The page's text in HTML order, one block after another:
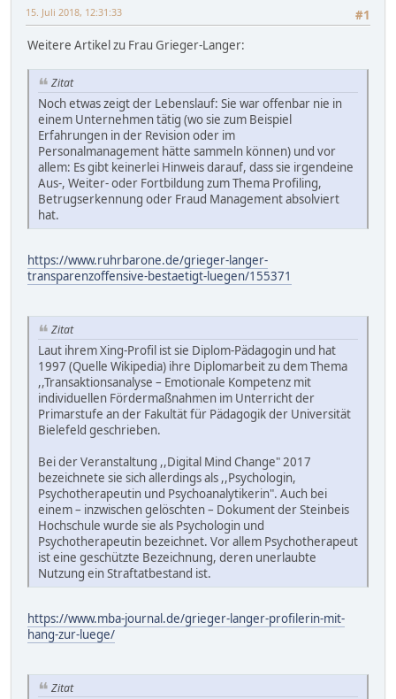
#1
15. Juli 2018, 12:31:33
Weitere Artikel zu Frau Grieger-Langer:
Zitat
Noch etwas zeigt der Lebenslauf: Sie war offenbar nie in
einem Unternehmen tätig (wo sie zum Beispiel
Erfahrungen in der Revision oder im
Personalmanagement hätte sammeln können) und vor
allem: Es gibt keinerlei Hinweis darauf, dass sie irgendeine
Aus-, Weiter- oder Fortbildung zum Thema Profiling,
Betrugserkennung oder Fraud Management absolviert
hat.
https://www.ruhrbarone.de/grieger-langer-
transparenzoffensive-bestaetigt-luegen/155371
Zitat
Laut ihrem Xing-Profil ist sie Diplom-Pädagogin und hat
1997 (Quelle Wikipedia) ihre Diplomarbeit zu dem Thema
,,Transaktionsanalyse – Emotionale Kompetenz mit
individuellen Fördermaßnahmen im Unterricht der
Primarstufe an der Fakultät für Pädagogik der Universität
Bielefeld geschrieben.
Bei der Veranstaltung ,,Digital Mind Change" 2017
bezeichnete sie sich allerdings als ,,Psychologin,
Psychotherapeutin und Psychoanalytikerin". Auch bei
einem – inzwischen gelöschten – Dokument der Steinbeis
Hochschule wurde sie als Psychologin und
Psychotherapeutin bezeichnet. Vor allem Psychotherapeut
ist eine geschützte Bezeichnung, deren unerlaubte
Nutzung ein Straftatbestand ist.
https://www.mba-journal.de/grieger-langer-profilerin-mit-
hang-zur-luege/
Zitat